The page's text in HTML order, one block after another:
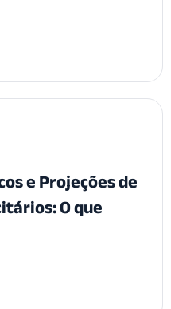
e Projeções de
O que